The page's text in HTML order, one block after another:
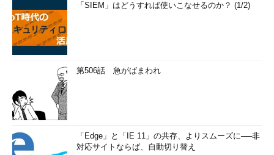
「SIEM」はどうすれば使いこなせるのか？ (1/2)
第506話 急がばまわれ
「Edge」と「IE 11」の共存、よりスムーズに──非
対応サイトならば、自動切り替え